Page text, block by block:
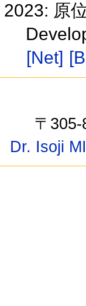
2023: 原
[Net]
〒
Dr. Isoji